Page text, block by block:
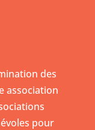
des
association
pour